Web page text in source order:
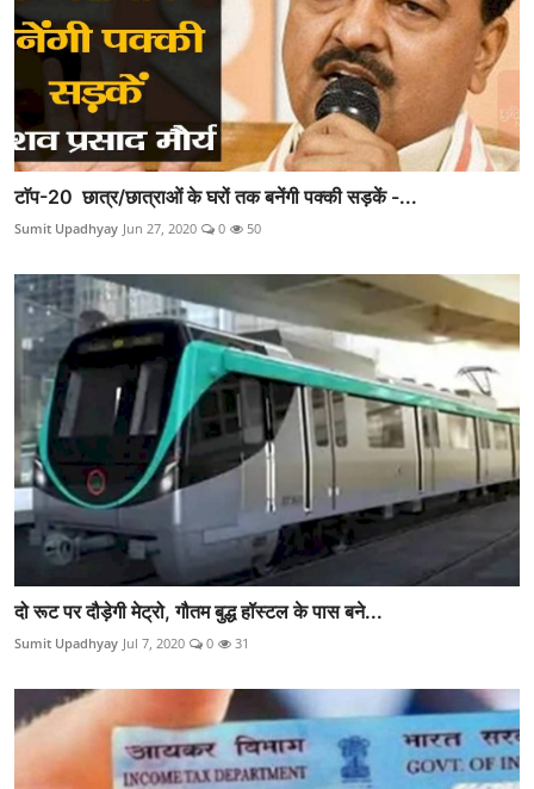
टाॅप-20 छात्र/छात्राओं के घरों तक बनेंगी पक्की सड़कें -...
Sumit Upadhyay Jun 27, 2020 0 50
दो रूट पर दौड़ेगी मेट्रो, गौतम बुद्ध हॉस्‍टल के पास बने...
Sumit Upadhyay Jul 7, 2020 0 31